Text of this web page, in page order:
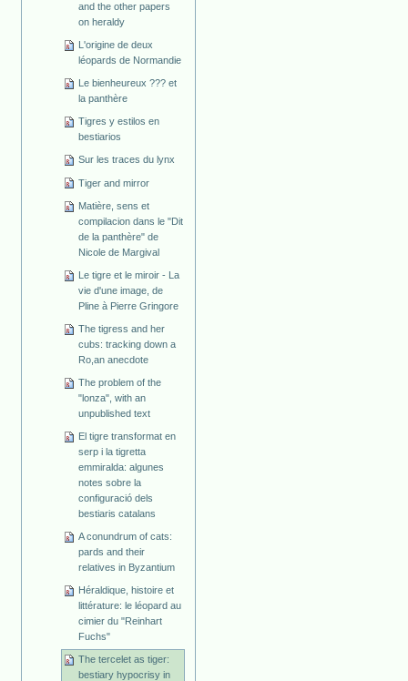
and the other papers
on heraldy
L'origine de deux
léopards de Normandie
Le bienheureux ??? et
la panthère
Tigres y estilos en
bestiarios
Sur les traces du lynx
Tiger and mirror
Matière, sens et
compilacion dans le "Dit
de la panthère" de
Nicole de Margival
Le tigre et le miroir - La
vie d'une image, de
Pline à Pierre Gringore
The tigress and her
cubs: tracking down a
Ro,an anecdote
The problem of the
"lonza", with an
unpublished text
El tigre transformat en
serp i la tigretta
emmiralda: algunes
notes sobre la
configuració dels
bestiaris catalans
A conundrum of cats:
pards and their
relatives in Byzantium
Héraldique, histoire et
littérature: le léopard au
cimier du "Reinhart
Fuchs"
The tercelet as tiger:
bestiary hypocrisy in